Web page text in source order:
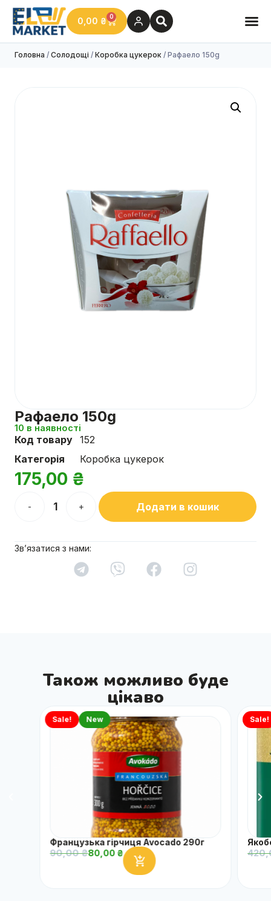
0,00 ₴ 0
Головна / Солодощі / Коробка цукерок / Рафаело 150g
Рафаело 150g
10 в наявності
Код товару 152
Категорія
Коробка цукерок
175,00 ₴
- + Додати в кошик
Зв’язатися з нами:
Також можливо буде
цікаво
Sale! New
Французька гірчиця Avocado 290г
90,00₴80,00 ₴
Sale!